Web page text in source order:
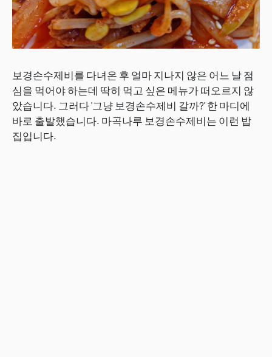
보경손수제비를 다녀온 후 얼마 지나지 않은 어느 날 점
심을 먹어야 하는데 딱히 먹고 싶은 메뉴가 떠오르지 않
았습니다. 그러다 '그냥 보경손수제비 갈까?' 한 마디에
바로 출발했습니다. 마곡나루 보경손수제비는 이런 밥
집입니다.